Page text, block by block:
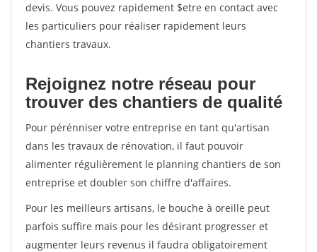
devis. Vous pouvez rapidement $etre en contact avec
les particuliers pour réaliser rapidement leurs
chantiers travaux.
Rejoignez notre réseau pour
trouver des chantiers de qualité
Pour pérénniser votre entreprise en tant qu'artisan
dans les travaux de rénovation, il faut pouvoir
alimenter régulièrement le planning chantiers de son
entreprise et doubler son chiffre d'affaires.
Pour les meilleurs artisans, le bouche à oreille peut
parfois suffire mais pour les désirant progresser et
augmenter leurs revenus il faudra obligatoirement